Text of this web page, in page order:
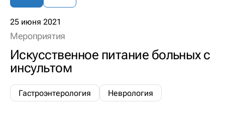
25 июня 2021
Мероприятия
Искусственное питание больных с
инсультом
Гастроэнтерология Неврология